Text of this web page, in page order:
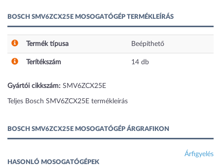
BOSCH SMV6ZCX25E MOSOGATÓGÉP TERMÉKLEÍRÁS
Termék típusa Beépíthető
Terítékszám 14 db
Gyártói cikkszám: SMV6ZCX25E
Teljes Bosch SMV6ZCX25E termékleírás
BOSCH SMV6ZCX25E MOSOGATÓGÉP ÁRGRAFIKON
Árfigyelés
HASONLÓ MOSOGATÓGÉPEK